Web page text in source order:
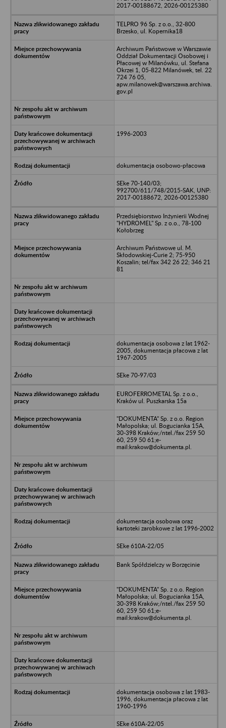
2017-00188672, 2026-00125380
TELPRO 96 Sp. z o.o., 32-800
Brzesko, ul. Kopernika18
Archiwum Państwowe w Warszawie
Oddział Dokumentacji Osobowej i
Płacowej w Milanówku, ul. Stefana
Okrzei 1, 05-822 Milanówek, tel. 22
724 76 05,
apw.milanowek@warszawa.archiwa.
gov.pl
1996-2003
dokumentacja osobowo-płacowa
SEke 70-140/03;
992700/611/748/2015-SAK, UNP:
2017-00188672, 2026-00125380
Przedsiębiorstwo Inżynierii Wodnej
"HYDROMEL" Sp. z o.o., 78-100
Kołobrzeg
Archiwum Państwowe ul. M.
Skłodowskiej-Curie 2; 75-950
Koszalin; tel/fax 342 26 22; 346 21
81
dokumentacja osobowa z lat 1962-
2005, dokumentacja płacowa z lat
1967-2005
SEke 70-97/03
EUROFERROMETAL Sp. z o.o.,
Kraków ul. Puszkarska 15a
"DOKUMENTA" Sp. z o.o. Region
Małopolska; ul. Bogucianka 15A,
30-398 Kraków;/ntel./fax 259 50
60, 259 50 61;e-
mail:krakow@dokumenta.pl.
dokumentacja osobowa oraz
kartoteki zarobkowe z lat 1996-2002
SEke 610A-22/05
Bank Spółdzielczy w Borzęcinie
"DOKUMENTA" Sp. z o.o. Region
Małopolska; ul. Bogucianka 15A,
30-398 Kraków;/ntel./fax 259 50
60, 259 50 61;e-
mail:krakow@dokumenta.pl.
dokumentacja osobowa z lat 1983-
1996, dokumentacja płacowa z lat
1960-1996
SEke 610A-22/05